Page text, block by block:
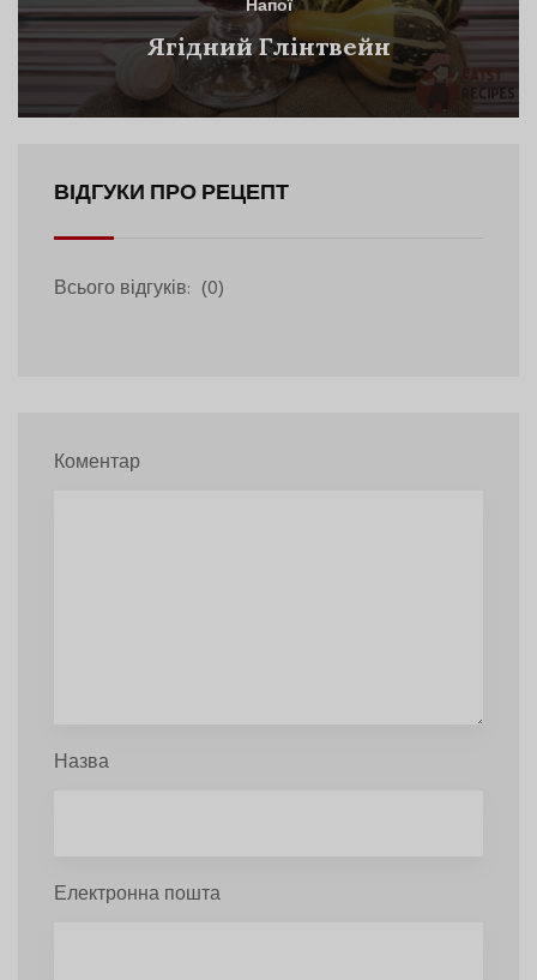
Напої
Ягідний Глінтвейн
ВІДГУКИ ПРО РЕЦЕПТ
Всього відгуків: (0)
Коментар
Назва
Електронна пошта